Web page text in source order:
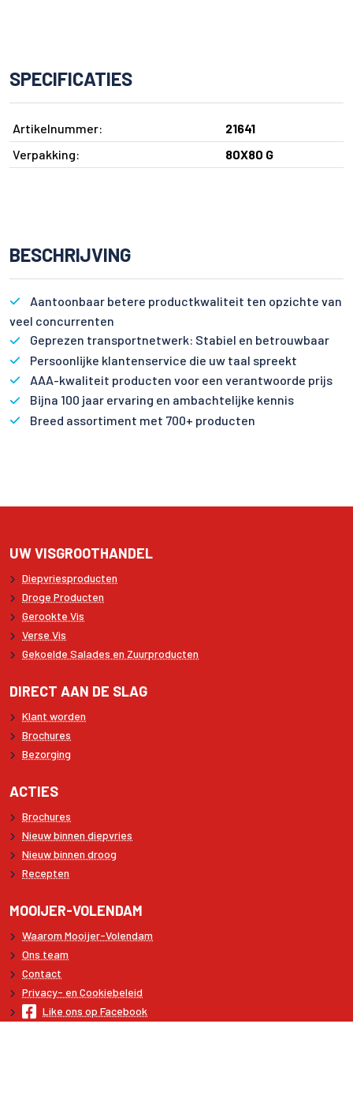
SPECIFICATIES
Artikelnummer:
21641
Verpakking:
80X80 G
BESCHRIJVING
Aantoonbaar betere productkwaliteit ten opzichte van
veel concurrenten
Geprezen transportnetwerk: Stabiel en betrouwbaar
Persoonlijke klantenservice die uw taal spreekt
AAA-kwaliteit producten voor een verantwoorde prijs
Bijna 100 jaar ervaring en ambachtelijke kennis
Breed assortiment met 700+ producten
UW VISGROOTHANDEL
Diepvriesproducten
Droge Producten
Gerookte Vis
Verse Vis
Gekoelde Salades en Zuurproducten
DIRECT AAN DE SLAG
Klant worden
Brochures
Bezorging
ACTIES
Brochures
Nieuw binnen diepvries
Nieuw binnen droog
Recepten
MOOIJER-VOLENDAM
Waarom Mooijer-Volendam
Ons team
Contact
Privacy- en Cookiebeleid
Like ons op Facebook